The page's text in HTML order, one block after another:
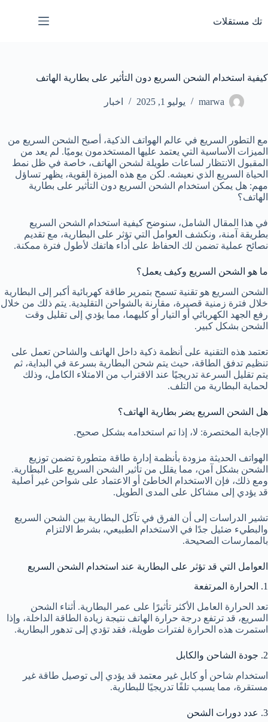
إلى
المحتوى
تك مستقلات
كيفية استخدام الشحن السريع دون التأثير على بطارية الهاتف
marwa يوليو 1, 2025 اخبار
مع التطور السريع في عالم الهواتف الذكية، أصبح الشحن السريع من
الميزات الأساسية التي يعتمد عليها المستخدمون يوميًا. لم يعد من
المقبول الانتظار لساعات طويلة لشحن الهاتف، خاصة في ظل نمط
الحياة السريع الذي نعيشه. لكن مع هذه الميزة القوية، يظهر تساؤل
مهم: هل يمكن استخدام الشحن السريع دون التأثير على بطارية
الهاتف؟
في هذا المقال الشامل، سنوضح كيفية استخدام الشحن السريع
بطريقة آمنة، ونكشف العوامل التي تؤثر على البطارية، مع تقديم
نصائح عملية تضمن لك الحفاظ على أداء هاتفك لأطول فترة ممكنة.
ما هو الشحن السريع وكيف يعمل؟
الشحن السريع هو تقنية تسمح بتمرير طاقة كهربائية أكبر إلى البطارية
خلال فترة زمنية قصيرة، مقارنة بالشواحن التقليدية. يتم ذلك من خلال
رفع الجهد الكهربائي أو التيار أو كليهما، مما يؤدي إلى تقليل وقت
الشحن بشكل كبير.
تعتمد هذه التقنية على أنظمة ذكية داخل الهاتف والشاحن تعمل على
تنظيم تدفق الطاقة، حيث يتم شحن البطارية بسرعة في البداية، ثم
يتم تقليل السرعة تدريجيًا عند الاقتراب من الامتلاء الكامل، وذلك
لحماية البطارية من التلف.
هل الشحن السريع يضر بطارية الهاتف؟
الإجابة المختصرة: لا، إذا تم استخدامه بشكل صحيح.
الهواتف الحديثة مزودة بأنظمة إدارة طاقة متطورة تضمن توزيع
الشحن بشكل آمن، مما يقلل من تأثير الشحن السريع على البطارية.
ومع ذلك، فإن الاستخدام الخاطئ أو الاعتماد على شواحن غير أصلية
قد يؤدي إلى مشاكل على المدى الطويل.
تشير الدراسات إلى أن الفرق في تآكل البطارية بين الشحن السريع
والبطيء ضئيل جدًا في الاستخدام الطبيعي، بشرط الالتزام
بالممارسات الصحيحة.
العوامل التي قد تؤثر على البطارية عند استخدام الشحن السريع
1. الحرارة المرتفعة
تعد الحرارة العامل الأكثر تأثيرًا على عمر البطارية. أثناء الشحن
السريع، قد ترتفع درجة حرارة الهاتف نتيجة زيادة الطاقة الداخلة، وإذا
استمرت هذه الحرارة لفترات طويلة، فقد تؤدي إلى تدهور البطارية.
2. جودة الشاحن والكابل
استخدام شاحن أو كابل غير معتمد قد يؤدي إلى توصيل طاقة غير
مستقرة، مما يسبب تلفًا تدريجيًا للبطارية.
3. عدد دورات الشحن